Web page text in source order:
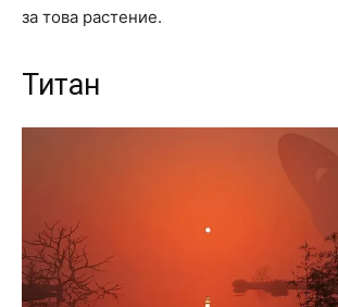
за това растение.
Титан